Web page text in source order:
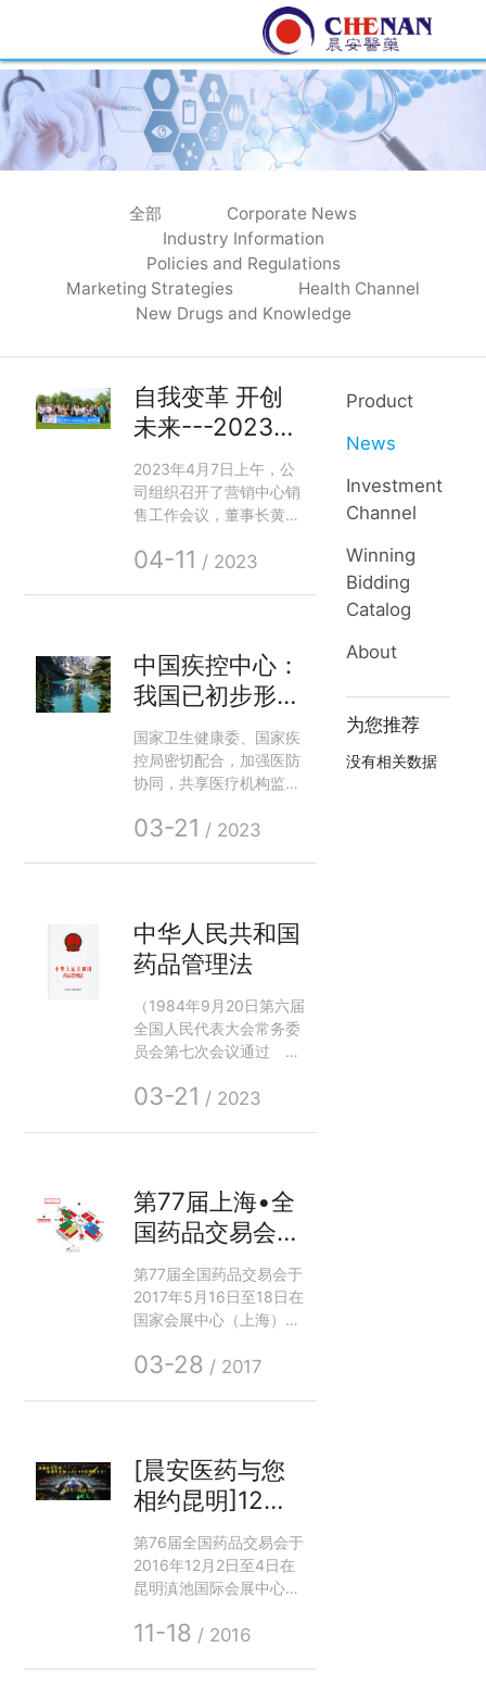
全部
Corporate News
Industry Information
Policies and Regulations
Marketing Strategies
Health Channel
New Drugs and Knowledge
自我变革 开创
未来---2023年
营销中心销售工
作会在珠海举行
2023年4月7日上午，公
司组织召开了营销中心销
售工作会议，董事长黄
志、质量副总兼研究所所
强、程伟琦、孙敬军、张
瑞、黄榆郡、蔡晶晶，钟
春燕、药物安全警戒办公
会议。
04-11 / 2023
中国疾控中心：
我国已初步形成
多渠道传染病监
测体系
国家卫生健康委、国家疾
控局密切配合，加强医防
协同，共享医疗机构监测
测、哨点医院监测等工
点人群的多渠道传染病监
测体系。国家将继续优化
完善多渠道监测体系，做
测预警工作，强化疫情形
势分析和趋势研判。
03-21 / 2023
中华人民共和国
药品管理法
（1984年9月20日第六届
全国人民代表大会常务委
员会第七次会议通过
国人民代表大会常务委员
大会常务委员会第六次会
议《关于修改<中华人民
共和国海洋环境保护法>
次修正 根据2015年4月
24日第十二届全国人民代
表大会常务委员会第十四
人民共和国药品管理法>
员会第十二次会议第二次
修订）
03-21 / 2023
第77届上海•全
国药品交易会，
晨安与您相约！
展位号：
42M23！
第77届全国药品交易会于
2017年5月16日至18日在
国家会展中心（上海）举
国医药领域历史最悠久、
信息交流和合作对接平
台。
03-28 / 2017
[晨安医药与您
相约昆明]12月
2-4日珠海晨安
医药参加第76
届全国药品交易
会
第76届全国药品交易会于
2016年12月2日至4日在
昆明滇池国际会展中心举
国医药领域历史最悠久、
11-18 / 2016
Product
News
Investment
Channel
Winning
Bidding
Catalog
About
为您推荐
没有相关数据